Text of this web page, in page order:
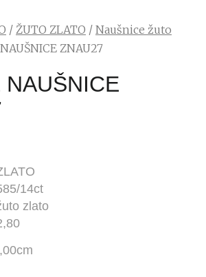
/ ŽUTO ZLATO / Naušnice žuto
ZNAU27
NAUŠNICE
14ct
zlato